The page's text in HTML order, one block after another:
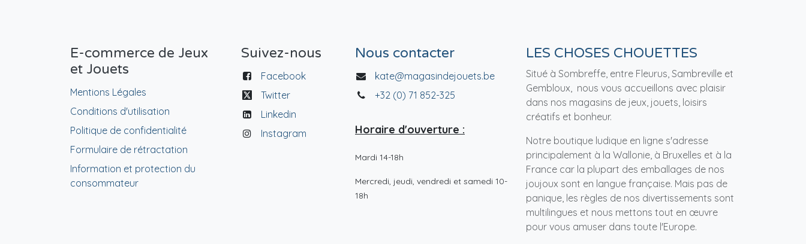
E-commerce de Jeux
et Jouets
Mentions Légales
Conditions d'utilisation
Politique de confidentialité
Formulaire de rétractation
Information et protection du
consommateur
Suivez-nous
Facebook
Twitter
Linkedin
Instagram
Nous contacter
kate@magasindejouets.be
+32 (0) 71 852-325
Horaire d'ouverture :
Mardi 14-18h
Mercredi, jeudi, vendredi et samedi 10-
18h
LES CHOSES CHOUETTES
Situé à Sombreffe, entre Fleurus, Sambreville et
Gembloux, nous vous accueillons avec plaisir
dans nos magasins de jeux, jouets, loisirs
créatifs et bonheur.
Notre boutique ludique en ligne s'adresse
principalement à la Wallonie, à Bruxelles et à la
France car la plupart des emballages de nos
joujoux sont en langue française. Mais pas de
panique, les règles de nos divertissements sont
multilingues et nous mettons tout en œuvre
pour vous amuser dans toute l'Europe.